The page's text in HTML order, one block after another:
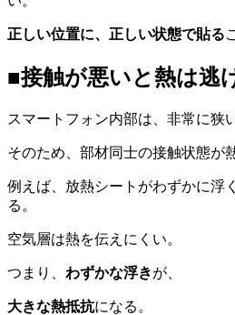
正しい位置に、正しい状態で貼る
■接触が悪いと熱は逃
スマートフォン内部は、非常に狭い
そのため、部材同士の接触状態が
例えば、放熱シートがわずかに浮
る。
空気層は熱を伝えにくい。
つまり、 わずかな浮きが、
大きな熱抵抗になる。